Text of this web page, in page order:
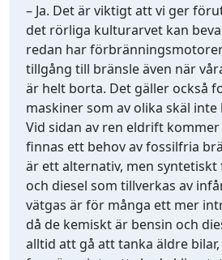
– Ja. Det är viktigt att vi ger
det rörliga kulturarvet kan
redan har
tillgång till bränsle även när
är helt borta. Det gäller också
maskiner som av olika skäl inte
Vid sidan av ren eldrift
finnas ett behov av fossilfria
är ett alternativ, men
och diesel som tillverkas av
vätgas är för många ett mer
då de kemiskt är bensin och
alltid att gå att tanka äldre